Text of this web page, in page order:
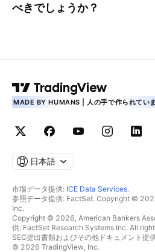
べきでしょうか？
MADE BY HUMANS | 人の手で作られてい
日本語
市場データ提供: ICE Data Services.
参照データ提供: FactSet. Copyright ©
Inc.
Copyright © 2026, American Bankers
供: FactSet Research Systems Inc. All
SEC提出書類およびその他ドキュメント提
© 2026 TradingView, Inc.